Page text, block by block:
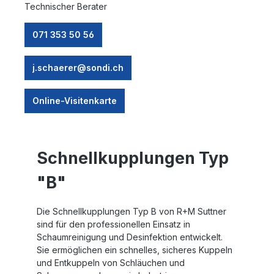
Technischer Berater
071 353 50 56
j.schaerer@sondi.ch
Online-Visitenkarte
Schnellkupplungen Typ
"B"
Die Schnellkupplungen Typ B von R+M Suttner
sind für den professionellen Einsatz in
Schaumreinigung und Desinfektion entwickelt.
Sie ermöglichen ein schnelles, sicheres Kuppeln
und Entkuppeln von Schläuchen und